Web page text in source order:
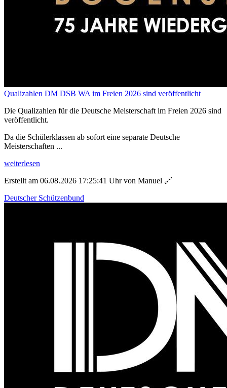
Qualizahlen DM DSB WA im Freien 2026 sind veröffentlicht
Die Qualizahlen für die Deutsche Meisterschaft im Freien 2026 sind
veröffentlicht.
Da die Schülerklassen ab sofort eine separate Deutsche
Meisterschaften ...
weiterlesen
Erstellt am 06.08.2026 17:25:41 Uhr von Manuel 🔗
Deutscher Schützenbund